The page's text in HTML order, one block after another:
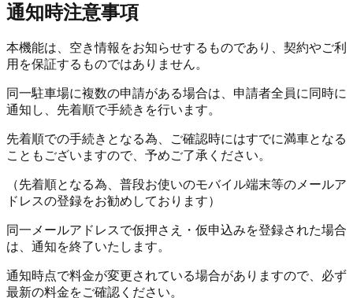
通知時注意事項
本機能は、空き情報をお知らせするものであり、 契約やご利
用を保証するものではありません。
同一駐車場に複数の申請がある場合は、申請者全員に同時に
通知し、 先着順で手続きを行います。
先着順での手続きとなる為、ご確認時にはすでに満車となる
こともございますので、予めご了承ください。
（先着順となる為、普段お使いのモバイル端末等のメールア
ドレスの登録をお勧めしております）
同一メールアドレスで仮押さえ・仮申込みを登録された場合
は、通知を終了いたします。
通知時点で料金が変更されている場合がありますので、必ず
最新の料金をご確認ください。